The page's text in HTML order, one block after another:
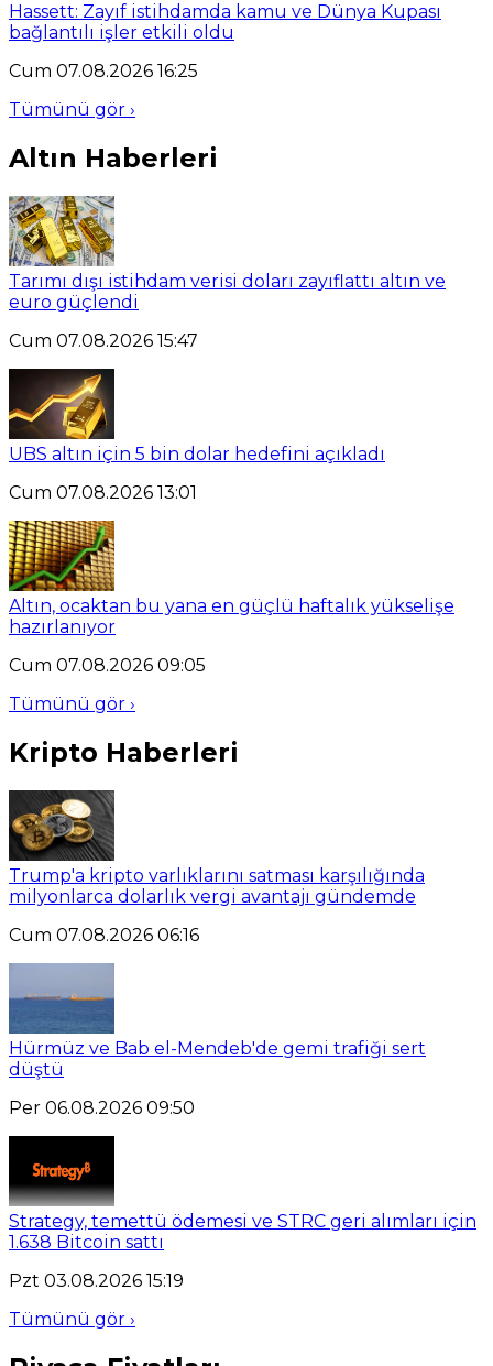
Hassett: Zayıf istihdamda kamu ve Dünya Kupası
bağlantılı işler etkili oldu
Cum 07.08.2026 16:25
Tümünü gör ›
Altın Haberleri
Tarımı dışı istihdam verisi doları zayıflattı altın ve
euro güçlendi
Cum 07.08.2026 15:47
UBS altın için 5 bin dolar hedefini açıkladı
Cum 07.08.2026 13:01
Altın, ocaktan bu yana en güçlü haftalık yükselişe
hazırlanıyor
Cum 07.08.2026 09:05
Tümünü gör ›
Kripto Haberleri
Trump'a kripto varlıklarını satması karşılığında
milyonlarca dolarlık vergi avantajı gündemde
Cum 07.08.2026 06:16
Hürmüz ve Bab el-Mendeb'de gemi trafiği sert
düştü
Per 06.08.2026 09:50
Strategy, temettü ödemesi ve STRC geri alımları için
1.638 Bitcoin sattı
Pzt 03.08.2026 15:19
Tümünü gör ›